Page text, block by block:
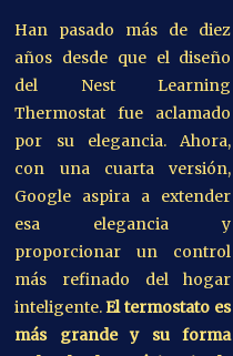
Han pasado más de diez
años desde que el diseño
del Nest Learning
Thermostat fue aclamado
por su elegancia. Ahora,
con una cuarta versión,
Google aspira a extender
esa elegancia y
proporcionar un control
más refinado del hogar
inteligente.El termostato es
más grande y su forma